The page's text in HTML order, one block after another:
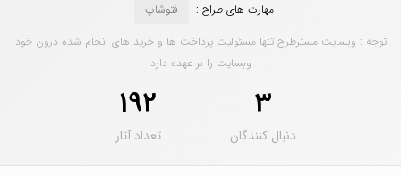
مهارت های طراح :
فتوشاپ
توجه : وبسایت مسترطرح تنها مسئولیت پرداخت ها و خرید های انجام شده درون خود
وبسایت را بر عهده دارد
3
دنبال کنندگان
192
تعداد آثار